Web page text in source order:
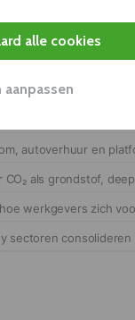
alle cookies